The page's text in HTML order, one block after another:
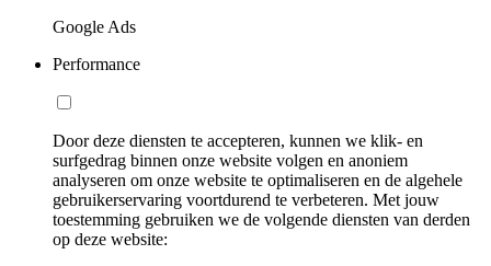
Google Ads
Performance
Door deze diensten te accepteren, kunnen we klik- en
surfgedrag binnen onze website volgen en anoniem
analyseren om onze website te optimaliseren en de algehele
gebruikerservaring voortdurend te verbeteren. Met jouw
toestemming gebruiken we de volgende diensten van derden
op deze website: